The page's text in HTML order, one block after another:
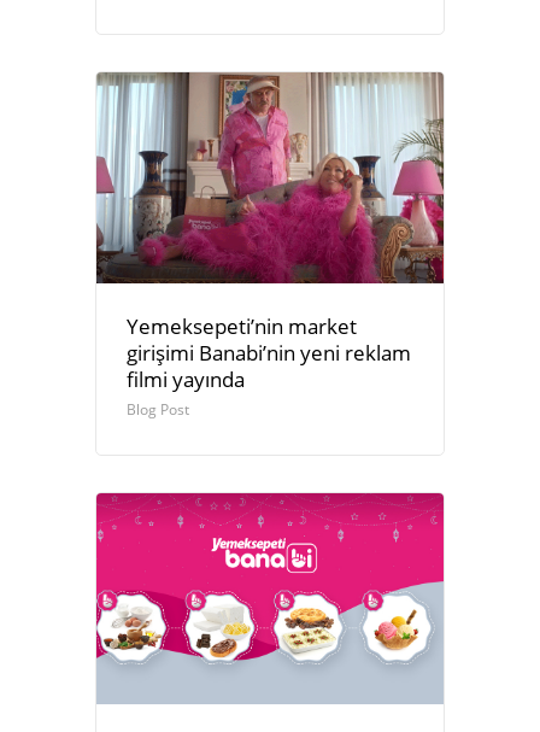
Yemeksepeti’nin market
girişimi Banabi’nin yeni reklam
filmi yayında
Blog Post